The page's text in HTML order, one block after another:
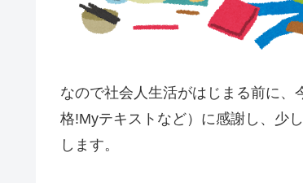
なので社会人生活がはじまる前に
格!Myテキストなど）に感謝し、少
します。